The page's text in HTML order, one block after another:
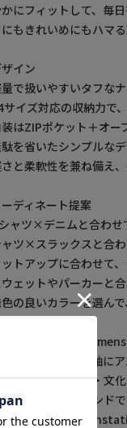
にフィットして、毎日
もきれいめにもハマる
イン
量で扱いやすいタフな
サイズ対応の収納力で
装はZIPポケット＋オ
駄を省いたシンプルな
さと柔軟性を兼ね備え
ディネート提案
ャツ×デニムと合わせ
ャツ×スラックスと合
ットアップに合わせて
ウェットやパーカーと
色の良いカラーを選ん
STATION by
リカントラッドを軸に
多様なスタイル・文
を追求するブランドで
：